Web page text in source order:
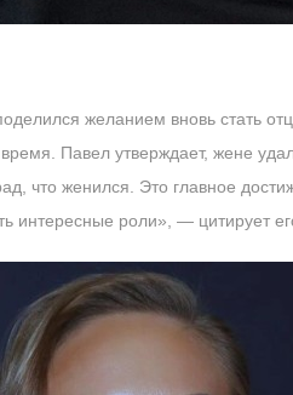
желанием вновь стать
Павел утверждает, жене
что женился. Это главное
интересные роли», — цитирует